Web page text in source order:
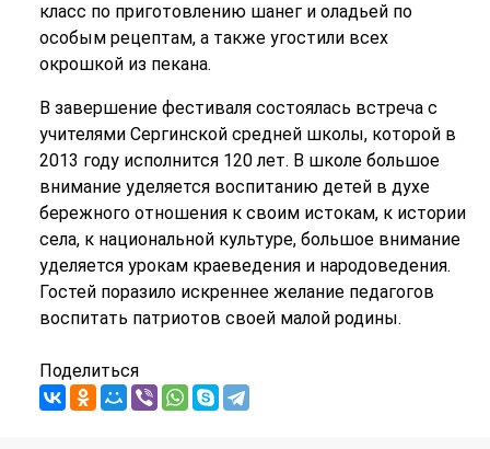
класс по приготовлению шанег и оладьей по
особым рецептам, а также угостили всех
окрошкой из пекана.
В завершение фестиваля состоялась встреча с
учителями Сергинской средней школы, которой в
2013 году исполнится 120 лет. В школе большое
внимание уделяется воспитанию детей в духе
бережного отношения к своим истокам, к истории
села, к национальной культуре, большое внимание
уделяется урокам краеведения и народоведения.
Гостей поразило искреннее желание педагогов
воспитать патриотов своей малой родины.
Поделиться